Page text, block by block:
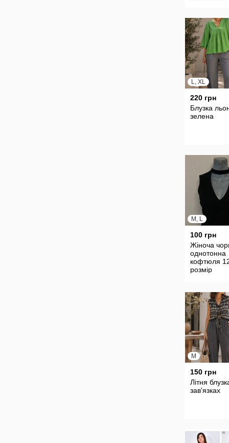
L, XL
220 грн
Блузка
зелена
M, L
100 грн
Жіноча
однотонна
кофтюля
розмір
M
150 грн
Літня
зав'язках